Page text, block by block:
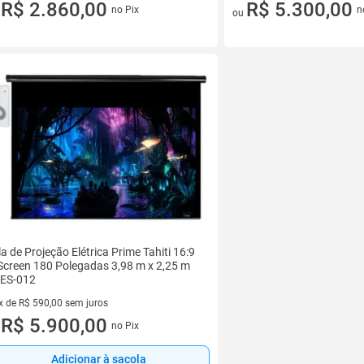
vez de R$ 286,00 sem juros
R$ 2.860,00 no Pix
10 vez de R$ 530,00 sem juros
ou R$ 5.300,00
de Projeção Elétrica Prime Tahiti 16:9
180 Polegadas 3,98 m x 2,25 m
012
de R$ 590,00 sem juros
vez de R$ 590,00 sem juros
R$ 5.900,00 no Pix
Adicionar à sacola